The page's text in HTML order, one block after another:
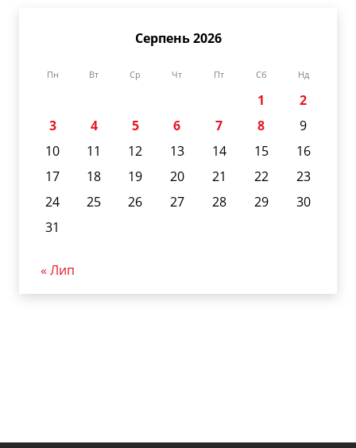
Серпень 2026
Пн Вт Ср Чт Пт Сб Нд
1
2
3
4 5 6 7 8
9
10
11 12 13 14 15
16
17
18 19 20 21 22
23
24
25 26 27 28 29
30
31
« Лип